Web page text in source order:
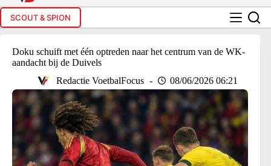
SCOUT & SPION
Doku schuift met één optreden naar het centrum van de WK-
aandacht bij de Duivels
Redactie VoetbalFocus
08/06/2026 06:21